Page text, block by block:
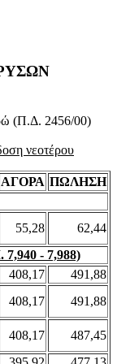
(Π.Δ. 2456/00)
νεοτέρου
ΑΓΟΡΑ ΠΩΛΗΣΗ
55,28
62,44
- 7,988)
408,17
491,88
408,17
491,88
408,17
487,45